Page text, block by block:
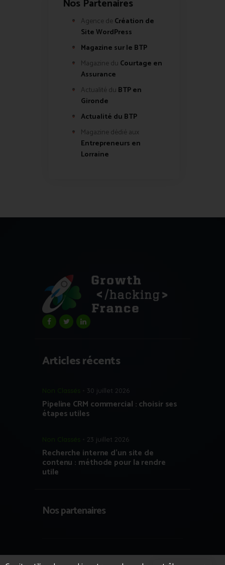
Nos Partenaires
Agence de Création de
Site WordPress
Magazine sur le BTP
Magazine du Courtage en
Assurance
Actualité du BTP en
Gironde
Actualité du BTP
Magazine dédié aux
Entrepreneurs en
Lorraine
Articles récents
Non Classés 30 juillet 2026
Pipeline CRM commercial : choisir ses
étapes utiles
Non Classés 23 juillet 2026
Recherche interne d’un site de
contenu : méthode pour la rendre
utile
Nos partenaires
Copyright © 2023 Growth Hacking France